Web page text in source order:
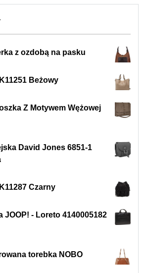
z ozdobą na pasku
Beżowy
Z Motywem Wężowej
David Jones 6851-1
Czarny
JOOP! - Loreto 4140005182
torebka NOBO